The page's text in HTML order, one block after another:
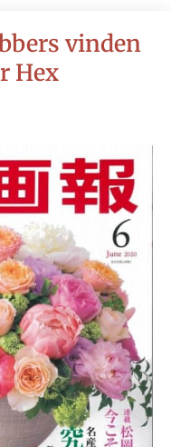
vinden
Hex